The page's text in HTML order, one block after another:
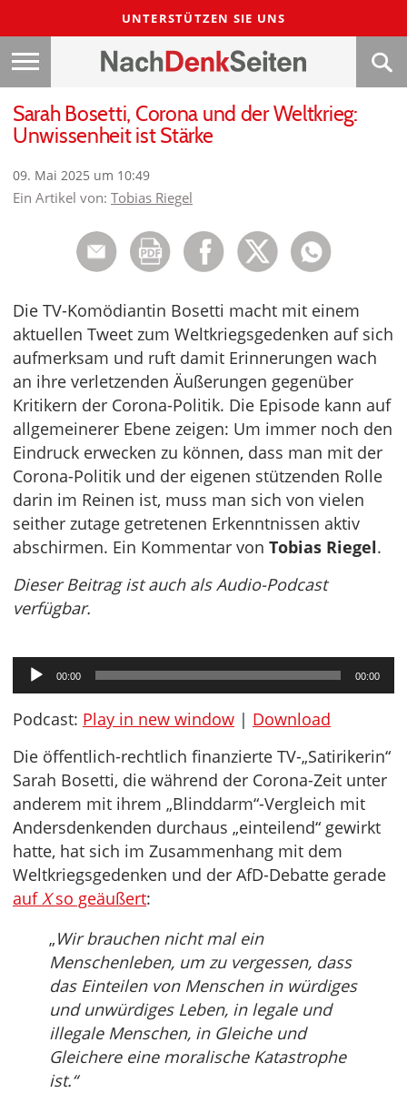
UNTERSTÜTZEN SIE UNS
Sarah Bosetti, Corona und der Weltkrieg:
Unwissenheit ist Stärke
09. Mai 2025 um 10:49
Ein Artikel von: Tobias Riegel
Die TV-Komödiantin Bosetti macht mit einem
aktuellen Tweet zum Weltkriegsgedenken auf sich
aufmerksam und ruft damit Erinnerungen wach
an ihre verletzenden Äußerungen gegenüber
Kritikern der Corona-Politik. Die Episode kann auf
allgemeinerer Ebene zeigen: Um immer noch den
Eindruck erwecken zu können, dass man mit der
Corona-Politik und der eigenen stützenden Rolle
darin im Reinen ist, muss man sich von vielen
seither zutage getretenen Erkenntnissen aktiv
abschirmen. Ein Kommentar von Tobias Riegel.
Dieser Beitrag ist auch als Audio-Podcast
verfügbar.
Audio-
Player
00:00 00:00
Podcast: Play in new window | Download
Die öffentlich-rechtlich finanzierte TV-„Satirikerin“
Sarah Bosetti, die während der Corona-Zeit unter
anderem mit ihrem „Blinddarm“-Vergleich mit
Andersdenkenden durchaus „einteilend“ gewirkt
hatte, hat sich im Zusammenhang mit dem
Weltkriegsgedenken und der AfD-Debatte gerade
aufXso geäußert:
„Wir brauchen nicht mal ein
Menschenleben, um zu vergessen, dass
das Einteilen von Menschen in würdiges
und unwürdiges Leben, in legale und
illegale Menschen, in Gleiche und
Gleichere eine moralische Katastrophe
ist.“